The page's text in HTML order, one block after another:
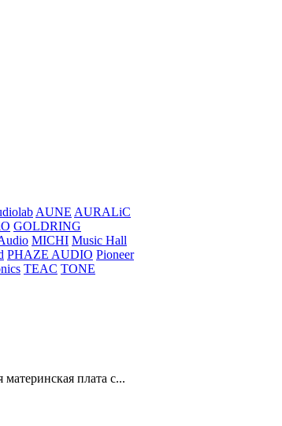
AUNE AURALiC
GOLDRING
MICHI Music Hall
PHAZE AUDIO Pioneer
TEAC TONE
плата с...